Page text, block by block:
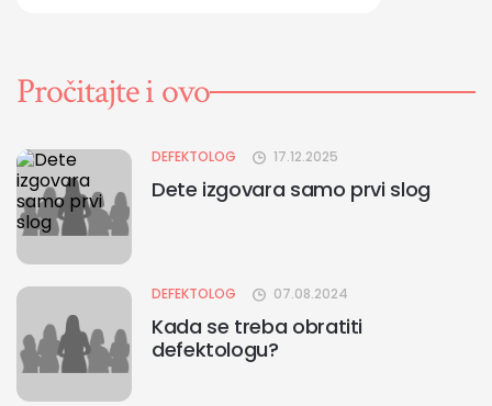
Pročitajte i ovo
DEFEKTOLOG 17.12.2025
Dete izgovara samo prvi slog
DEFEKTOLOG 07.08.2024
Kada se treba obratiti
defektologu?